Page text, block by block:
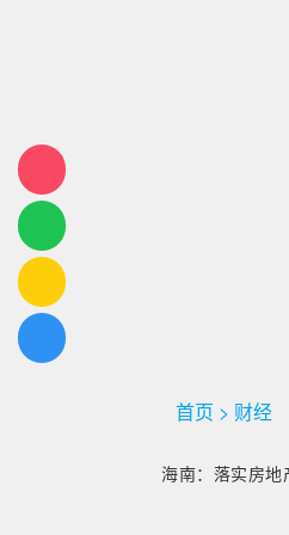
首页 > 财经
海南：落实房地